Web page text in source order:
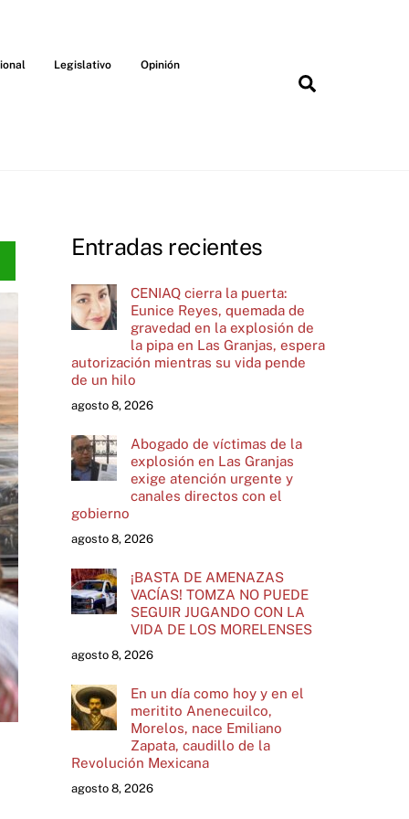
Legislativo Opinión
Entradas recientes
CENIAQ cierra la puerta:
Eunice Reyes, quemada de
gravedad en la explosión de
la pipa en Las Granjas, espera
autorización mientras su vida pende
de un hilo
agosto 8, 2026
Abogado de víctimas de la
explosión en Las Granjas
exige atención urgente y
canales directos con el
gobierno
agosto 8, 2026
¡BASTA DE AMENAZAS
VACÍAS! TOMZA NO PUEDE
SEGUIR JUGANDO CON LA
VIDA DE LOS MORELENSES
agosto 8, 2026
En un día como hoy y en el
meritito Anenecuilco,
Morelos, nace Emiliano
Zapata, caudillo de la
Revolución Mexicana
agosto 8, 2026